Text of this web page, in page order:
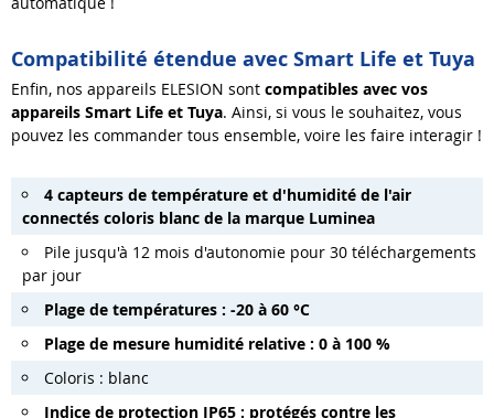
Compatibilité étendue avec Smart Life et Tuya
Enfin, nos appareils ELESION sont compatibles avec vos
appareils Smart Life et Tuya. Ainsi, si vous le souhaitez, vous
pouvez les commander tous ensemble, voire les faire interagir !
4 capteurs de température et d'humidité de l'air
connectés coloris blanc de la marque Luminea
Pile jusqu'à 12 mois d'autonomie pour 30 téléchargements
par jour
Plage de températures : -20 à 60 °C
Plage de mesure humidité relative : 0 à 100 %
Coloris : blanc
Indice de protection IP65 : protégés contre les